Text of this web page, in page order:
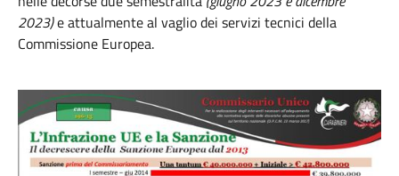
2023)e attualmente al vaglio dei servizi tecnici della
Commissione Europea.